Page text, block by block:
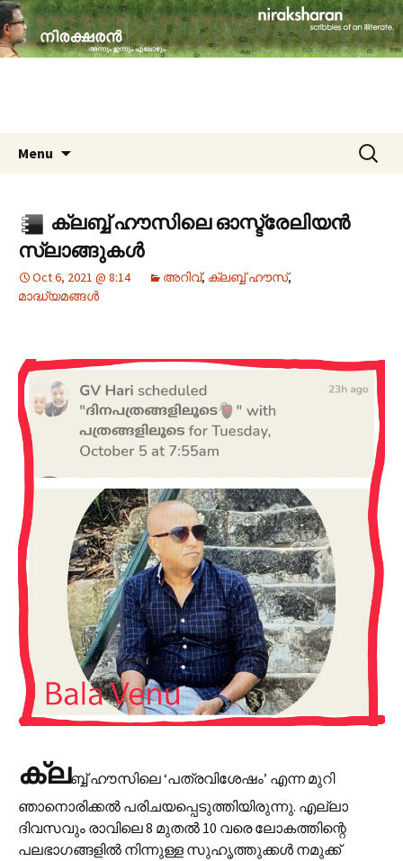
niraksharan (നിരക്ഷരൻ)
travelogues, book reviews, social issues,
cinema, memories & lot more…
Menu
Search
for:
ക്ലബ്ബ് ഹൗസിലെ ഓസ്ട്രേലിയൻ
സ്ലാങ്ങുകൾ
Oct 6, 2021 @ 8:14 അറിവ്, ക്ലബ്ബ് ഹൗസ്,
മാദ്ധ്യമങ്ങൾ
ക്ലബ്ബ് ഹൗസിലെ ‘പത്രവിശേഷം’ എന്ന മുറി
ഞാനൊരിക്കൽ പരിചയപ്പെടുത്തിയിരുന്നു. എല്ലാ
ദിവസവും രാവിലെ 8 മുതൽ 10 വരെ ലോകത്തിന്റെ
പലഭാഗങ്ങളിൽ നിന്നുള്ള സുഹൃത്തുക്കൾ നമുക്ക്